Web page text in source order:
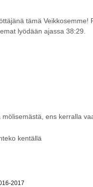
tämä
lyödään ajassa 38:29.
ens kerralla
kentällä
2017